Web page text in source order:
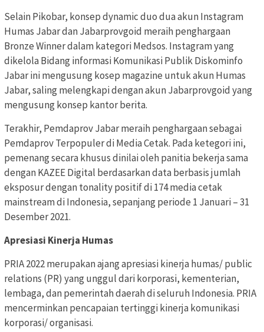
Selain Pikobar, konsep dynamic duo dua akun Instagram
Humas Jabar dan Jabarprovgoid meraih penghargaan
Bronze Winner dalam kategori Medsos. Instagram yang
dikelola Bidang informasi Komunikasi Publik Diskominfo
Jabar ini mengusung kosep magazine untuk akun Humas
Jabar, saling melengkapi dengan akun Jabarprovgoid yang
mengusung konsep kantor berita.
Terakhir, Pemdaprov Jabar meraih penghargaan sebagai
Pemdaprov Terpopuler di Media Cetak. Pada ketegori ini,
pemenang secara khusus dinilai oleh panitia bekerja sama
dengan KAZEE Digital berdasarkan data berbasis jumlah
eksposur dengan tonality positif di 174 media cetak
mainstream di Indonesia, sepanjang periode 1 Januari – 31
Desember 2021.
Apresiasi Kinerja Humas
PRIA 2022 merupakan ajang apresiasi kinerja humas/ public
relations (PR) yang unggul dari korporasi, kementerian,
lembaga, dan pemerintah daerah di seluruh Indonesia. PRIA
mencerminkan pencapaian tertinggi kinerja komunikasi
korporasi/ organisasi.